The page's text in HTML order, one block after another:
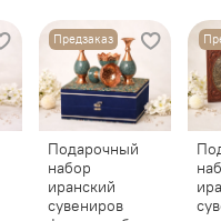
Предзаказ
Подарочный
набор
иранский
сувениров